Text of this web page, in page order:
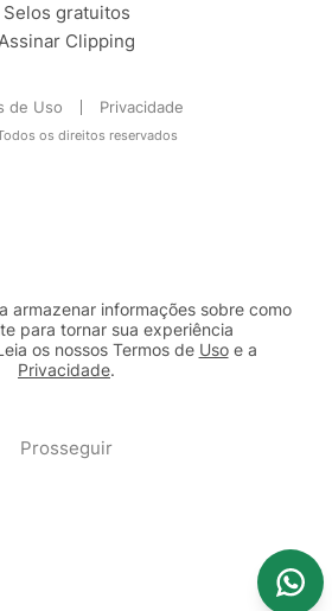
Selos gratuitos
Clipping
de Uso Privacidade
os direitos reservados
armazenar informações sobre como
para tornar sua experiência
os nossos Termos de Usoe a
Privacidade.
Prosseguir